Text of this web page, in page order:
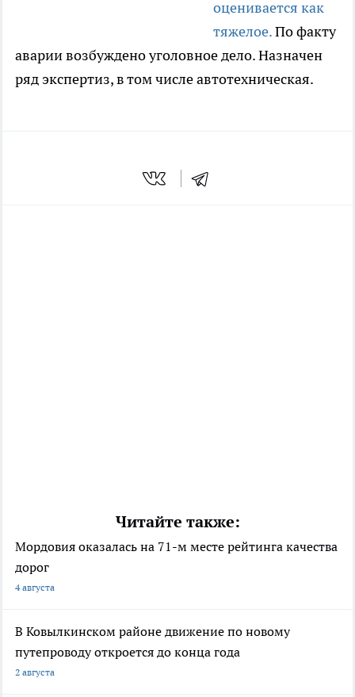
оценивается как
тяжелое.По факту
аварии возбуждено уголовное дело. Назначен
ряд экспертиз, в том числе автотехническая.
Читайте также:
Мордовия оказалась на 71-м месте рейтинга качества
дорог
4 августа
В Ковылкинском районе движение по новому
путепроводу откроется до конца года
2 августа